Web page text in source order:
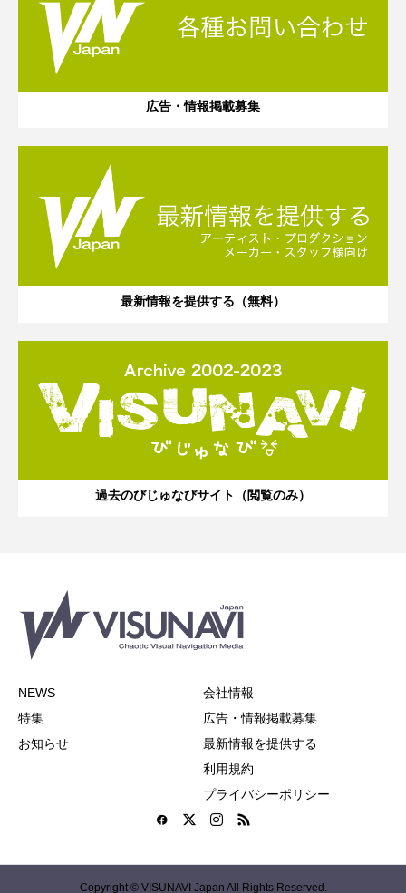
広告・情報掲載募集
最新情報を提供する（無料）
過去のびじゅなびサイト（閲覧のみ）
NEWS
特集
お知らせ
会社情報
広告・情報掲載募集
最新情報を提供する
利用規約
プライバシーポリシー
Copyright © VISUNAVI Japan All Rights Reserved.